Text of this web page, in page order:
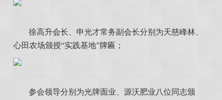
徐高升会长、申光才常务副会长分别为天慈峰林、
心田农场颁授“实践基地”牌匾；
参会领导分别为光牌面业、源沃肥业八位同志颁